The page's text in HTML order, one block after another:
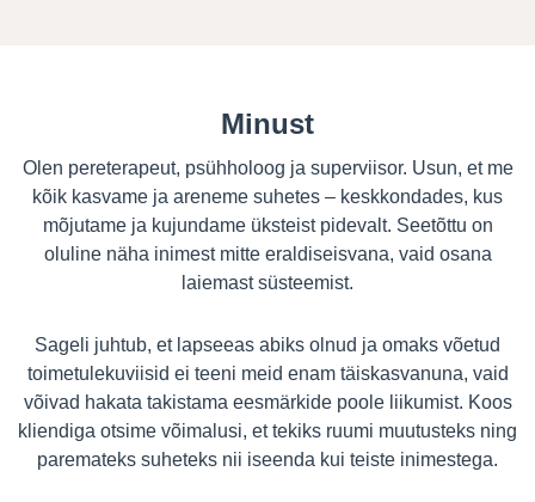
Minust
Olen pereterapeut, psühholoog ja superviisor. Usun, et me
kõik kasvame ja areneme suhetes – keskkondades, kus
mõjutame ja kujundame üksteist pidevalt. Seetõttu on
oluline näha inimest mitte eraldiseisvana, vaid osana
laiemast süsteemist.
Sageli juhtub, et lapseeas abiks olnud ja omaks võetud
toimetulekuviisid ei teeni meid enam täiskasvanuna, vaid
võivad hakata takistama eesmärkide poole liikumist. Koos
kliendiga otsime võimalusi, et tekiks ruumi muutusteks ning
paremateks suheteks nii iseenda kui teiste inimestega.